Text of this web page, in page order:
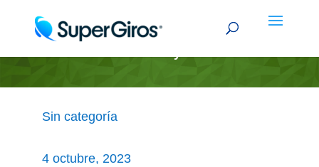
Sin categoría
4 octubre, 2023